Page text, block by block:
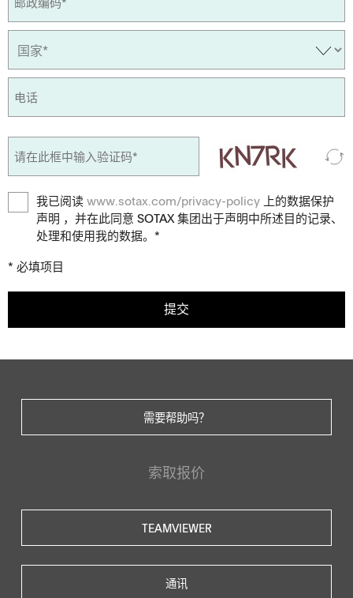
我已阅读 www.sotax.com/privacy-policy 上的数据保护
声明 ，并在此同意 SOTAX 集团出于声明中所述目的记录、
处理和使用我的数据。*
* 必填项目
提交
需要帮助吗？
索取报价
TEAMVIEWER
通讯